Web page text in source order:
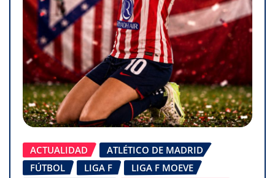
ACTUALIDAD
ATLÉTICO DE MADRID
FÚTBOL
LIGA F
LIGA F MOEVE